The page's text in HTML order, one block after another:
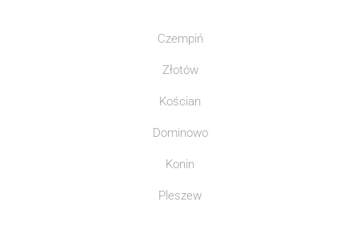
Czempiń
Złotów
Kościan
Dominowo
Konin
Pleszew